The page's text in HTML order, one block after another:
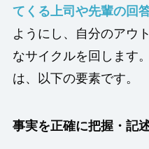
てくる上司や先輩の回
ようにし、自分のアウ
なサイクルを回します
は、以下の要素です。
事実を正確に把握・記